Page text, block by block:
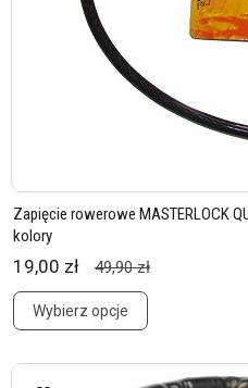
Zapięcie rowerowe MASTERLOCK
kolory
19,00 zł 49,90 zł
Wybierz opcje